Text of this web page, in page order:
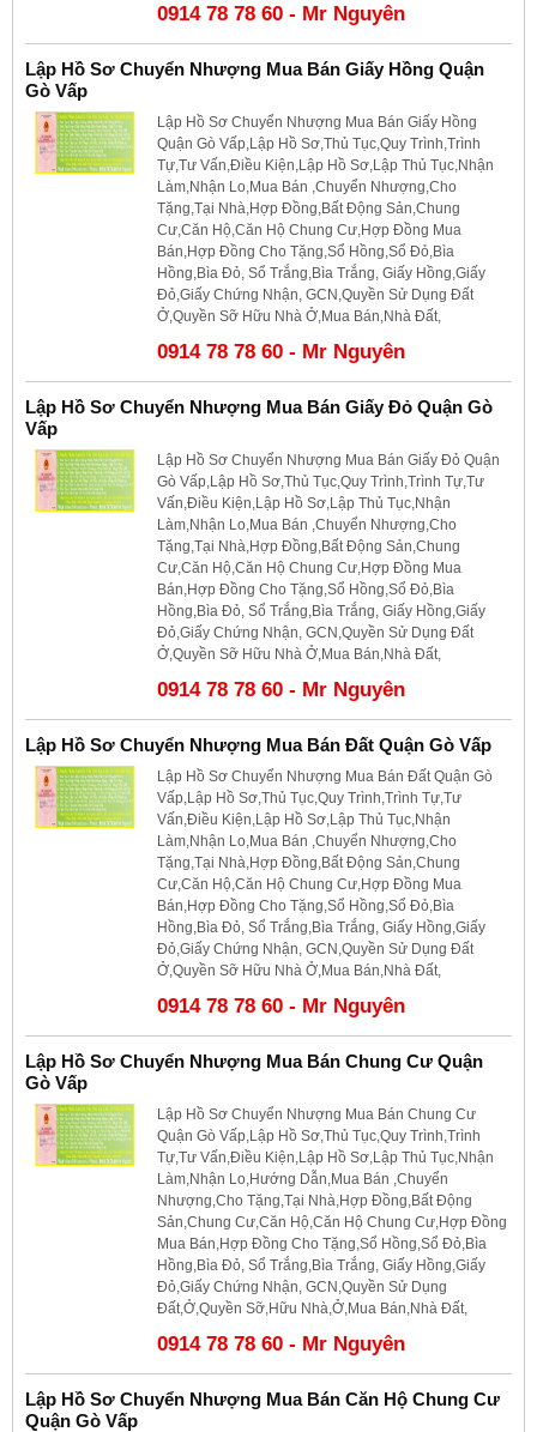
0914 78 78 60 - Mr Nguyên
Lập Hồ Sơ Chuyển Nhượng Mua Bán Giấy Hồng Quận
Gò Vấp
Lập Hồ Sơ Chuyển Nhượng Mua Bán Giấy Hồng
Quận Gò Vấp,Lập Hồ Sơ,Thủ Tục,Quy Trình,Trình
Tự,Tư Vấn,Điều Kiện,Lập Hồ Sơ,Lập Thủ Tục,Nhận
Làm,Nhận Lo,Mua Bán ,Chuyển Nhượng,Cho
Tặng,Tại Nhà,Hợp Đồng,Bất Động Sản,Chung
Cư,Căn Hộ,Căn Hộ Chung Cư,Hợp Đồng Mua
Bán,Hợp Đồng Cho Tặng,Sổ Hồng,Sổ Đỏ,Bìa
Hồng,Bìa Đỏ, Sổ Trắng,Bìa Trắng, Giấy Hồng,Giấy
Đỏ,Giấy Chứng Nhận, GCN,Quyền Sử Dụng Đất
Ở,Quyền Sỡ Hữu Nhà Ở,Mua Bán,Nhà Đất,
0914 78 78 60 - Mr Nguyên
Lập Hồ Sơ Chuyển Nhượng Mua Bán Giấy Đỏ Quận Gò
Vấp
Lập Hồ Sơ Chuyển Nhượng Mua Bán Giấy Đỏ Quận
Gò Vấp,Lập Hồ Sơ,Thủ Tục,Quy Trình,Trình Tự,Tư
Vấn,Điều Kiện,Lập Hồ Sơ,Lập Thủ Tục,Nhận
Làm,Nhận Lo,Mua Bán ,Chuyển Nhượng,Cho
Tặng,Tại Nhà,Hợp Đồng,Bất Động Sản,Chung
Cư,Căn Hộ,Căn Hộ Chung Cư,Hợp Đồng Mua
Bán,Hợp Đồng Cho Tặng,Sổ Hồng,Sổ Đỏ,Bìa
Hồng,Bìa Đỏ, Sổ Trắng,Bìa Trắng, Giấy Hồng,Giấy
Đỏ,Giấy Chứng Nhận, GCN,Quyền Sử Dụng Đất
Ở,Quyền Sỡ Hữu Nhà Ở,Mua Bán,Nhà Đất,
0914 78 78 60 - Mr Nguyên
Lập Hồ Sơ Chuyển Nhượng Mua Bán Đất Quận Gò Vấp
Lập Hồ Sơ Chuyển Nhượng Mua Bán Đất Quận Gò
Vấp,Lập Hồ Sơ,Thủ Tục,Quy Trình,Trình Tự,Tư
Vấn,Điều Kiện,Lập Hồ Sơ,Lập Thủ Tục,Nhận
Làm,Nhận Lo,Mua Bán ,Chuyển Nhượng,Cho
Tặng,Tại Nhà,Hợp Đồng,Bất Động Sản,Chung
Cư,Căn Hộ,Căn Hộ Chung Cư,Hợp Đồng Mua
Bán,Hợp Đồng Cho Tặng,Sổ Hồng,Sổ Đỏ,Bìa
Hồng,Bìa Đỏ, Sổ Trắng,Bìa Trắng, Giấy Hồng,Giấy
Đỏ,Giấy Chứng Nhận, GCN,Quyền Sử Dụng Đất
Ở,Quyền Sỡ Hữu Nhà Ở,Mua Bán,Nhà Đất,
0914 78 78 60 - Mr Nguyên
Lập Hồ Sơ Chuyển Nhượng Mua Bán Chung Cư Quận
Gò Vấp
Lập Hồ Sơ Chuyển Nhượng Mua Bán Chung Cư
Quận Gò Vấp,Lập Hồ Sơ,Thủ Tục,Quy Trình,Trình
Tự,Tư Vấn,Điều Kiện,Lập Hồ Sơ,Lập Thủ Tục,Nhận
Làm,Nhận Lo,Hướng Dẫn,Mua Bán ,Chuyển
Nhượng,Cho Tặng,Tại Nhà,Hợp Đồng,Bất Động
Sản,Chung Cư,Căn Hộ,Căn Hộ Chung Cư,Hợp Đồng
Mua Bán,Hợp Đồng Cho Tặng,Sổ Hồng,Sổ Đỏ,Bìa
Hồng,Bìa Đỏ, Sổ Trắng,Bìa Trắng, Giấy Hồng,Giấy
Đỏ,Giấy Chứng Nhận, GCN,Quyền Sử Dụng
Đất,Ở,Quyền Sỡ,Hữu Nhà,Ở,Mua Bán,Nhà Đất,
0914 78 78 60 - Mr Nguyên
Lập Hồ Sơ Chuyển Nhượng Mua Bán Căn Hộ Chung Cư
Quận Gò Vấp